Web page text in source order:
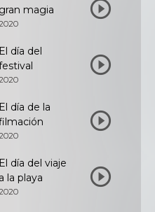
gran magia
El día del
El día de la
El día del viaje
a la playa